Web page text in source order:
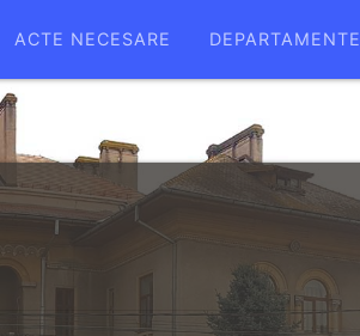
ACTE NECESARE DEPARTAMENTE